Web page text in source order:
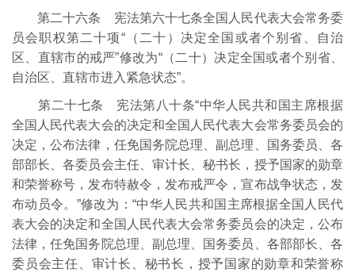
第二十六条 宪法第六十七条全国人民代表大会常务委
员会职权第二十项“（二十）决定全国或者个别省、自治
区、直辖市的戒严”修改为“（二十）决定全国或者个别省、
自治区、直辖市进入紧急状态”。
第二十七条 宪法第八十条“中华人民共和国主席根据
全国人民代表大会的决定和全国人民代表大会常务委员会的
决定，公布法律，任免国务院总理、副总理、国务委员、各
部部长、各委员会主任、审计长、秘书长，授予国家的勋章
和荣誉称号，发布特赦令，发布戒严令，宣布战争状态，发
布动员令。”修改为：“中华人民共和国主席根据全国人民代
表大会的决定和全国人民代表大会常务委员会的决定，公布
法律，任免国务院总理、副总理、国务委员、各部部长、各
委员会主任、审计长、秘书长，授予国家的勋章和荣誉称